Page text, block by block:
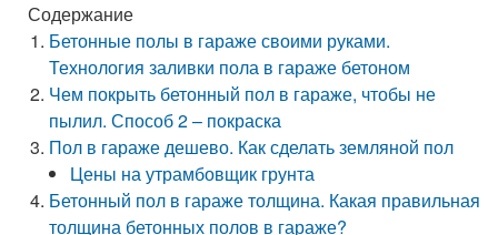
Содержание
Бетонные полы в гараже своими руками.
Технология заливки пола в гараже бетоном
Чем покрыть бетонный пол в гараже, чтобы не
пылил. Способ 2 – покраска
Пол в гараже дешево. Как сделать земляной пол
Цены на утрамбовщик грунта
Бетонный пол в гараже толщина. Какая правильная
толщина бетонных полов в гараже?